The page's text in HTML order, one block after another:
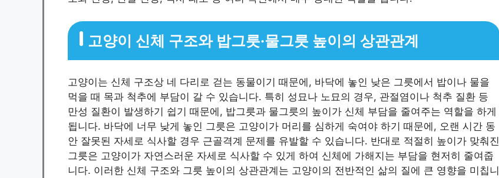
고양이 신체 구조와 밥그릇·물그릇 높이의 상관관계
고양이는 신체 구조상 네 다리로 걷는 동물이기 때문에, 바닥에 놓인 낮은 그릇에서 밥이나 물을
먹을 때 목과 척추에 부담이 갈 수 있습니다. 특히 성묘나 노묘의 경우, 관절염이나 척추 질환 등
만성 질환이 발생하기 쉽기 때문에, 밥그릇과 물그릇의 높이가 신체 부담을 줄여주는 역할을 하게
됩니다. 바닥에 너무 낮게 놓인 그릇은 고양이가 머리를 심하게 숙여야 하기 때문에, 오랜 시간 동
안 잘못된 자세로 식사할 경우 근골격계 문제를 유발할 수 있습니다. 반대로 적절히 높이가 맞춰진
그릇은 고양이가 자연스러운 자세로 식사할 수 있게 하여 신체에 가해지는 부담을 현저히 줄여줍
니다. 이러한 신체 구조와 그릇 높이의 상관관계는 고양이의 전반적인 삶의 질에 큰 영향을 미칩니